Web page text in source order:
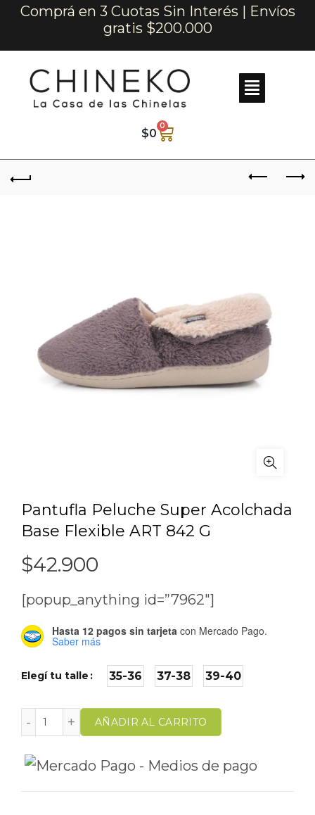
Comprá en 3 Cuotas Sin Interés | Envíos
gratis $200.000
$0
0
Pantufla Peluche Super Acolchada
Base Flexible ART 842 G
$42.900
[popup_anything id=”7962″]
Hasta 12 pagos sin tarjeta con Mercado Pago.
Saber más
Elegí tu talle 35-36 37-38 39-40
AÑADIR AL CARRITO